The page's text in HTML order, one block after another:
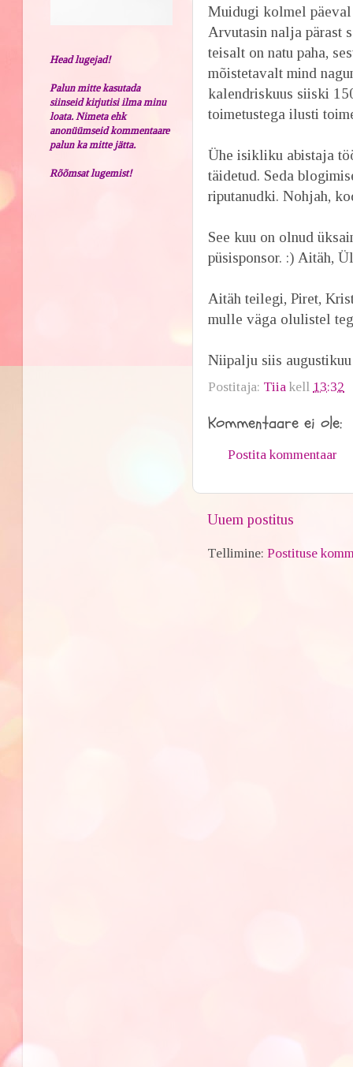
Muidugi kolmel
Arvutasin nalja pärast
teisalt on natu paha,
mõistetavalt mind
kalendriskuus siiski
toimetustega ilusti
Ühe isikliku abistaja
täidetud. Seda
riputanudki. Nohjah,
See kuu on olnud
püsisponsor. :) Aitäh,
Aitäh teilegi, Piret,
mulle väga olulistel
Niipalju siis
Postitaja: Tiia kell 13:32
Kommentaare ei ole:
Postita kommentaar
Uuem postitus
Tellimine:Postituse
Head lugejad!
Palun mitte kasutada
siinseid kirjutisi ilma minu
loata. Nimeta ehk
anonüümseid kommentaare
palun ka mitte jätta.
Rõõmsat lugemist!